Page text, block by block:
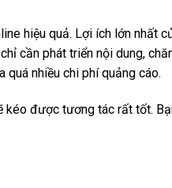
hiệu quả. Lợi ích lớn nhất
cần phát triển nội dung,
quá nhiều chi phí quảng cáo.
được tương tác rất tốt.